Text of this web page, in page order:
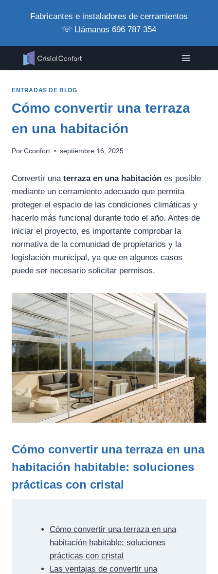
Fabricantes e instaladores de cerramientos
☏ Llámanos 696 787 354
ENTRADAS DE BLOG
Cómo convertir una terraza
en una habitación
Por Cconfort septiembre 16, 2025
Convertir una terraza en una habitación es posible
mediante un cerramiento adecuado que permita
proteger el espacio de las condiciones climáticas y
hacerlo más funcional durante todo el año. Antes de
iniciar el proyecto, es importante comprobar la
normativa de la comunidad de propietarios y la
legislación municipal, ya que en algunos casos
puede ser necesario solicitar permisos.
Cómo convertir una terraza en una
habitación habitable: soluciones
prácticas con cristal
Cómo convertir una terraza en una
habitación habitable: soluciones
prácticas con cristal
Las ventajas de convertir una